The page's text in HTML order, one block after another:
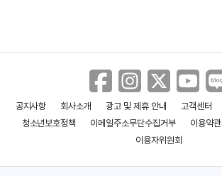
공지사항 회사소개 광고 및 제휴 안내 고객센터
청소년보호정책
이메일주소무단수집거부 이용약관
이용자위원회